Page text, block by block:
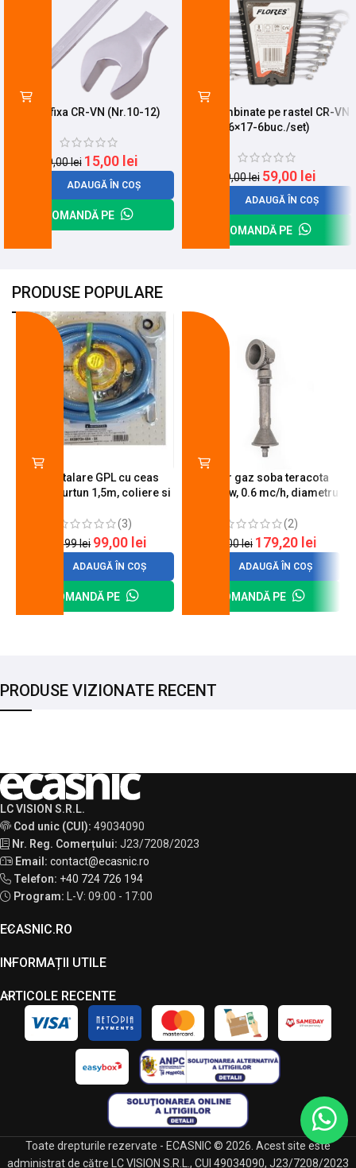
Cheie fixa CR-VN (Nr.10-12)
19,00lei 15,00 lei
ADAUGĂ ÎN COȘ
COMANDĂ PE
Chei combinate pe rastel CR-VN
(6×17-6buc./set)
69,00lei 59,00 lei
ADAUGĂ ÎN COȘ
COMANDĂ PE
PRODUSE POPULARE
Kit instalare GPL cu ceas
butelie, furtun 1,5m, coliere si
(3)
120,99lei 99,00 lei
ADAUGĂ ÎN COȘ
COMANDĂ PE
Arzator gaz soba teracota
A600, 6 kw, 0.6 mc/h, diametru
(2)
200,00lei 179,20 lei
ADAUGĂ ÎN COȘ
COMANDĂ PE
PRODUSE VIZIONATE RECENT
LC VISION S.R.L.
Cod unic (CUI): 49034090
Nr. Reg. Comerțului: J23/7208/2023
Email: contact@ecasnic.ro
Telefon: +40 724 726 194
Program:
L-V: 09:00 - 17:00
ECASNIC.RO
INFORMAȚII UTILE
ARTICOLE RECENTE
Toate drepturile rezervate - ECASNIC © 2026. Acest site este
administrat de către LC VISION S.R.L., CUI 49034090, J23/7208/2023